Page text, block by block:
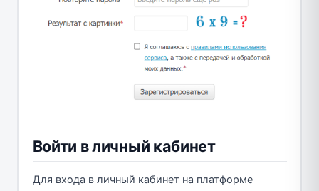
Войти в личный кабинет
Для входа в личный кабинет на платформе